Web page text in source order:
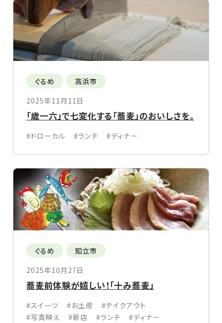
ぐるめ
高浜市
2025年11月11日
「歳一六」で七変化する「蕎麦」のおいしさを。
#ドローカル #ランチ #ディナー
ぐるめ
知立市
2025年10月27日
蕎麦前体験が嬉しい！「十み蕎麦」
#スイーツ #お土産
#テイクアウト
#写真映え
#新店 #ランチ #ディナー